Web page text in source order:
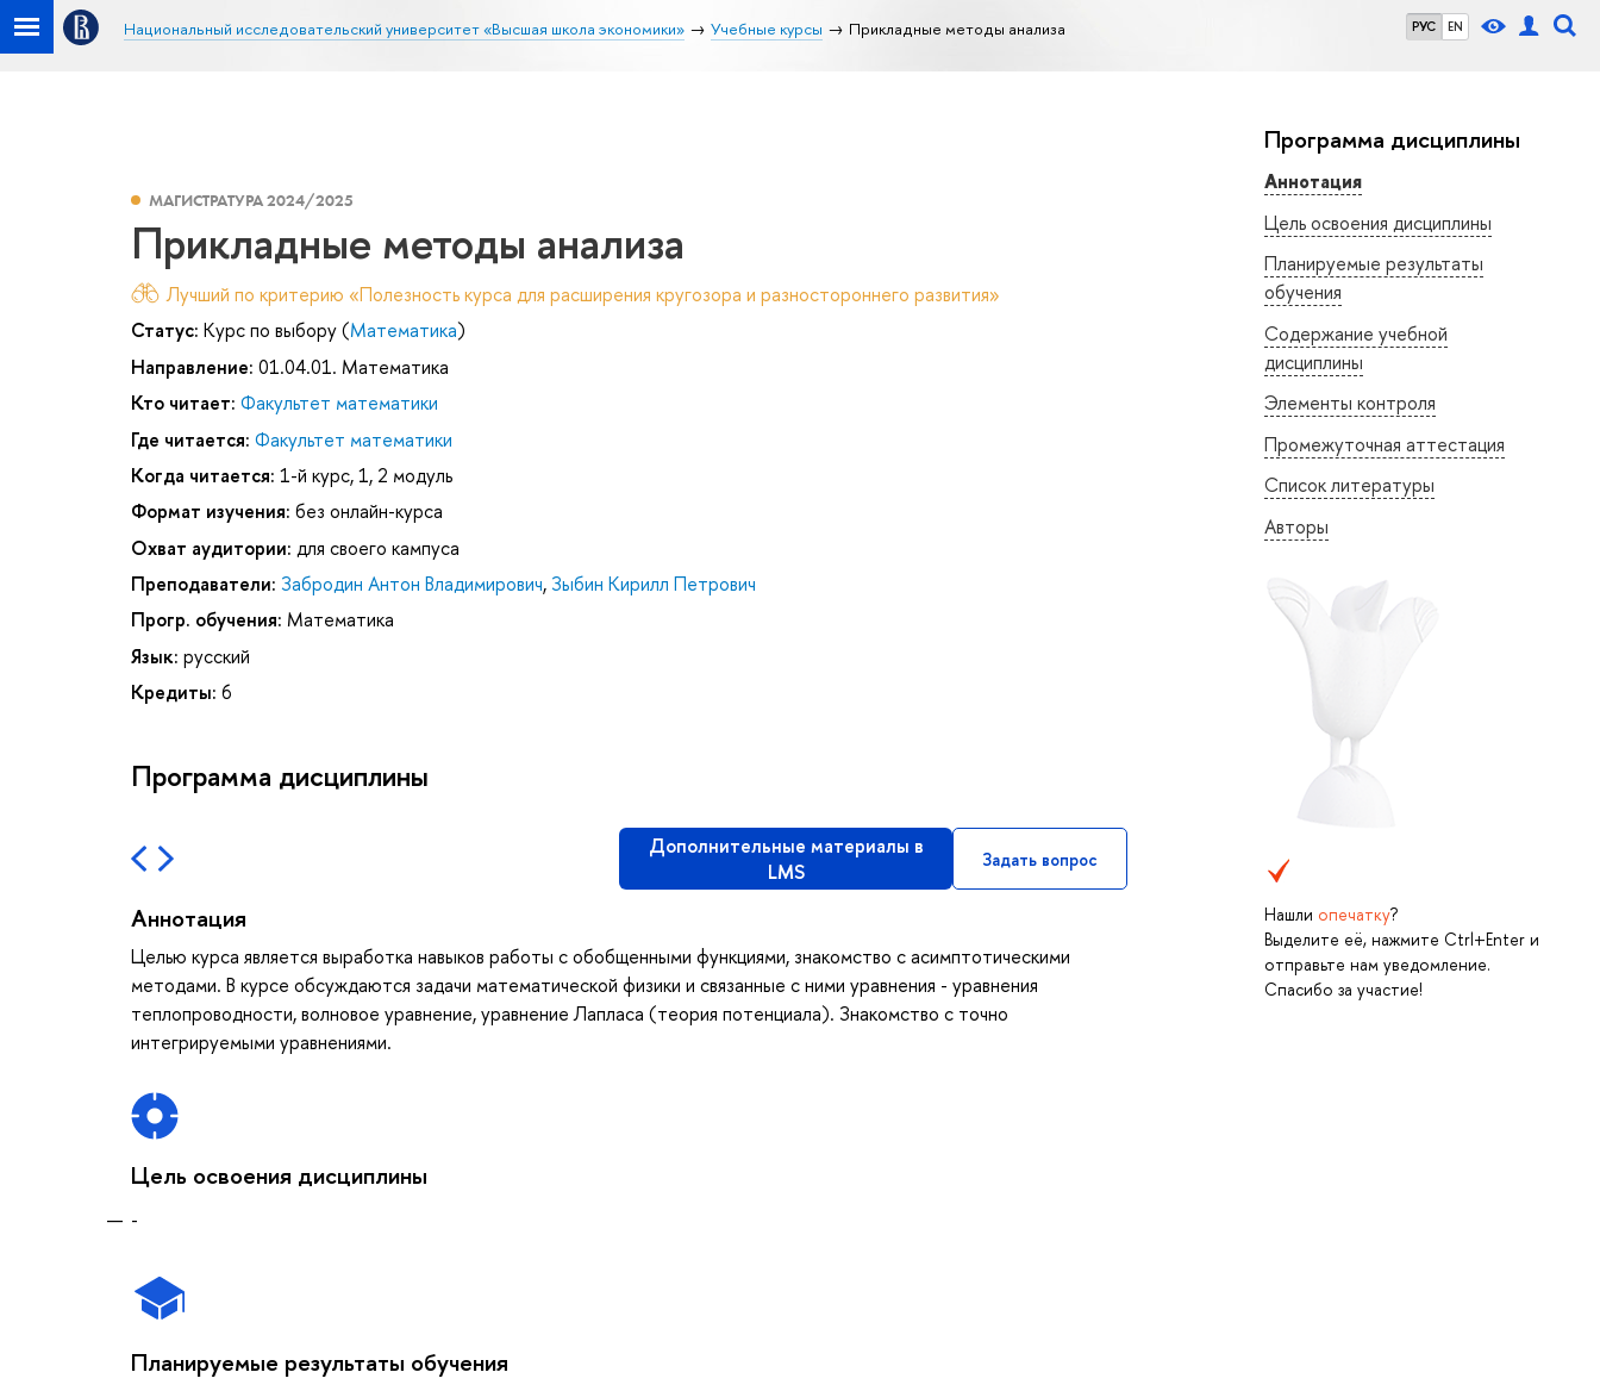
РУС EN
Национальный исследовательский университет «Высшая школа экономики» Учебные курсы Прикладные методы анализа
Программа дисциплины
Аннотация
Цель освоения дисциплины
Планируемые результаты
обучения
Содержание учебной
дисциплины
Элементы контроля
Промежуточная аттестация
Список литературы
Авторы
Нашли опечатку?
Выделите её, нажмите Ctrl+Enter и
отправьте нам уведомление.
Спасибо за участие!
МАГИСТРАТУРА 2024/2025
Прикладные методы анализа
Лучший по критерию «Полезность курса для расширения кругозора и разностороннего развития»
Статус: Курс по выбору (Математика)
Направление: 01.04.01. Математика
Кто читает: Факультет математики
Где читается: Факультет математики
Когда читается: 1-й курс, 1, 2 модуль
Формат изучения: без онлайн-курса
Охват аудитории: для своего кампуса
Преподаватели: Забродин Антон Владимирович, Зыбин Кирилл Петрович
Прогр. обучения: Математика
Язык: русский
Кредиты: 6
Программа дисциплины
Дополнительные материалы в
LMS
Задать вопрос
Аннотация
Целью курса является выработка навыков работы с обобщенными функциями, знакомство с асимптотическими
методами. В курсе обсуждаются задачи математической физики и связанные с ними уравнения - уравнения
теплопроводности, волновое уравнение, уравнение Лапласа (теория потенциала). Знакомство с точно
интегрируемыми уравнениями.
Цель освоения дисциплины
-
Планируемые результаты обучения